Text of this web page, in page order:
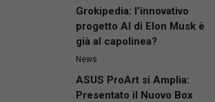
Grokipedia: l’innovativo
progetto AI di Elon Musk è
già al capolinea?
News
ASUS ProArt si Amplia:
Presentato il Nuovo Box